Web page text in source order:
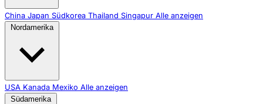
China Japan Südkorea Thailand Singapur Alle anzeigen
Nordamerika
USA Kanada Mexiko Alle anzeigen
Südamerika